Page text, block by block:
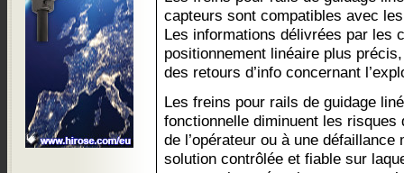
capteurs sont compatibles avec
Les informations délivrées par les
positionnement linéaire plus
des retours d’info concernant
Les freins pour rails de guidage
fonctionnelle diminuent les
de l’opérateur ou à une
solution contrôlée et fiable sur